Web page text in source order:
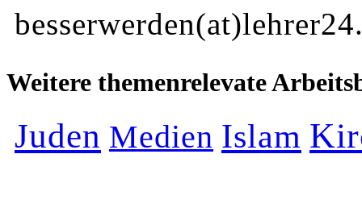
Weitere themenrelevate
Juden Medien Islam